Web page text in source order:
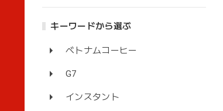
キーワードから選ぶ
ベトナムコーヒー
G7
インスタント